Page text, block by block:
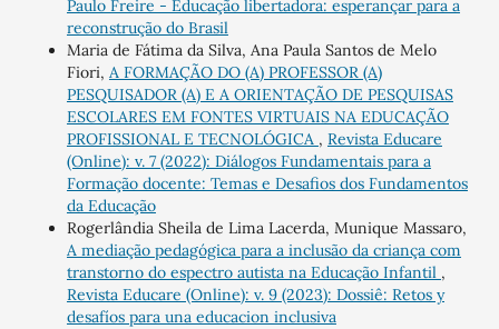
Paulo Freire - Educação libertadora: esperançar para a
reconstrução do Brasil
Maria de Fátima da Silva, Ana Paula Santos de Melo
Fiori, A FORMAÇÃO DO (A) PROFESSOR (A)
PESQUISADOR (A) E A ORIENTAÇÃO DE PESQUISAS
ESCOLARES EM FONTES VIRTUAIS NA EDUCAÇÃO
PROFISSIONAL E TECNOLÓGICA , Revista Educare
(Online): v. 7 (2022): Diálogos Fundamentais para a
Formação docente: Temas e Desafios dos Fundamentos
da Educação
Rogerlândia Sheila de Lima Lacerda, Munique Massaro,
A mediação pedagógica para a inclusão da criança com
transtorno do espectro autista na Educação Infantil ,
Revista Educare (Online): v. 9 (2023): Dossiê: Retos y
desafíos para una educacion inclusiva